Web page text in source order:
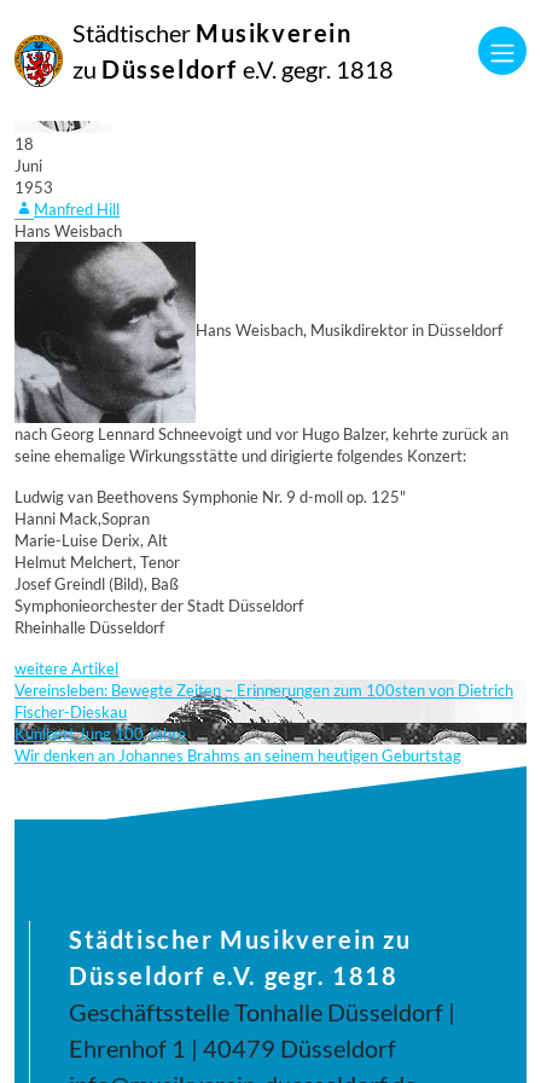
Städtischer Musikverein
zu Düsseldorf e.V. gegr. 1818
18
Juni
1953
Manfred Hill
Hans Weisbach
Hans Weisbach, Musikdirektor in Düsseldorf
nach Georg Lennard Schneevoigt und vor Hugo Balzer, kehrte zurück an
seine ehemalige Wirkungsstätte und dirigierte folgendes Konzert:
Ludwig van Beethovens Symphonie Nr. 9 d-moll op. 125"
Hanni Mack,Sopran
Marie-Luise Derix, Alt
Helmut Melchert, Tenor
Josef Greindl (Bild), Baß
Symphonieorchester der Stadt Düsseldorf
Rheinhalle Düsseldorf
weitere Artikel
Vereinsleben: Bewegte Zeiten – Erinnerungen zum 100sten von Dietrich
Fischer-Dieskau
Kunibert Jung 100 Jahre
Wir denken an Johannes Brahms an seinem heutigen Geburtstag
Städtischer Musikverein zu
Düsseldorf e.V. gegr. 1818
Geschäftsstelle Tonhalle Düsseldorf |
Ehrenhof 1 | 40479 Düsseldorf